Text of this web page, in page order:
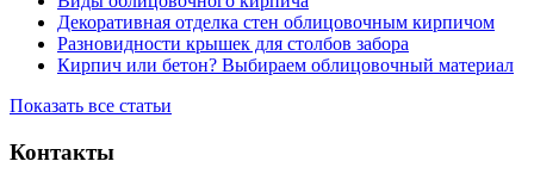
Декоративная отделка стен облицовочным кирпичом
Разновидности крышек для столбов забора
Кирпич или бетон? Выбираем облицовочный материал
Показать все статьи
Контакты